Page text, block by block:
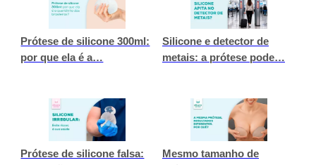
Prótese de silicone 300ml:
por que ela é a…
Silicone e detector de
metais: a prótese pode…
Prótese de silicone falsa:
Mesmo tamanho de